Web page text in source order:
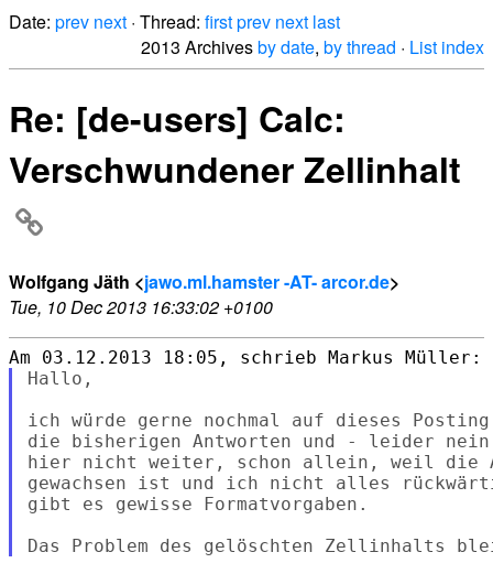
Date: prev next · Thread: firstprev next last
2013 Archivesby date, by thread · List index
Re: [de-users] Calc:
Verschwundener Zellinhalt
Wolfgang Jäth <jawo.ml.hamster -AT- arcor.de>
Tue, 10 Dec 2013 16:33:02 +0100
Hallo,
ich würde gerne nochmal auf dieses
die bisherigen Antworten und - leider
hier nicht weiter, schon allein, weil die
gewachsen ist und ich nicht alles
gibt es gewisse Formatvorgaben.